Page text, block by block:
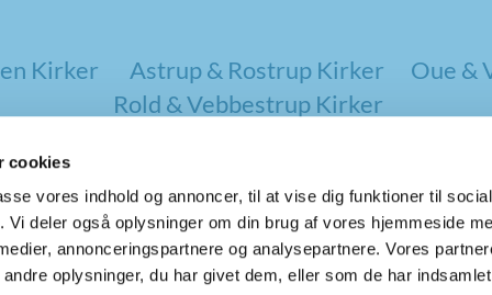
cookies
vores indhold og annoncer, til at vise dig funktioner til
deler også oplysninger om din brug af vores hjemmeside
annonceringspartnere og analysepartnere. Vores
oplysninger, du har givet dem, eller som de har
Kirker Astrup & Rostrup Kirker
Oue &
Rold & Vebbestrup Kirker